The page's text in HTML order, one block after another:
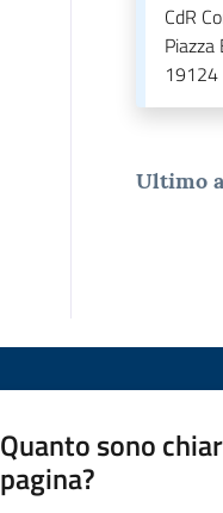
CdR
Piazza
19124
Ultimo
Quanto sono
pagina?